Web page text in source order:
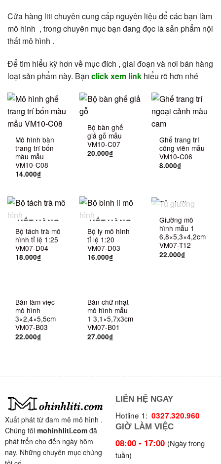
Cửa hàng liti chuyên cung cấp nguyên liệu để các bạn làm
mô hình , trong chuyên mục bạn đang đọc là sản phẩm nội
thất mô hình .
Để tìm hiểu kỹ hơn về mục đích , giai đoạn và nơi bán hàng
loạt sản phẩm này. Bạn click xem link hiểu rõ hơn nhé
Mô hình bàn
trang trí bốn
màu mẫu
VM10-C08
14.000₫
Bộ bàn ghế
giả gỗ mẫu
VM10-C07
20.000₫
Ghế trang trí
công viên mẫu
VM10-C06
8.000₫
HẾT HÀNG
Bộ tách trà mô
hình tỉ lệ 1:25
VM07-D04
18.000₫
HẾT HÀNG
Bộ ly mô hình
tỉ lệ 1:20
VM07-D03
16.000₫
HẾT HÀNG
Giường mô
hình mẫu 1
6,8×5,3×4,2cm
VM07-T12
22.000₫
HẾT HÀNG
Bàn làm việc
mô hình
3×2,4×5,5cm
VM07-B03
22.000₫
HẾT HÀNG
Bàn chữ nhật
mô hình mẫu
1 3,1×5,7x3cm
VM07-B01
27.000₫
Xuất phát từ đam mê mô hình .
Chúng tôi mohinhliti.com đã
phát trển cho đến ngày hôm
nay. Những chuyên mục chúng
LIÊN HỆ NGAY
Hotline 1: 0327.320.960
GIỜ LÀM VIỆC
08:00 - 17:00 (Ngày trong
tuần)